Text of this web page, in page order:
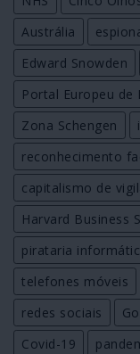
Austrália
Edward Snowden
Portal Europeu de
Zona Schengen
reconhecimento
capitalismo de
Harvard Business
pirataria
telefones móveis
redes sociais
Covid-19